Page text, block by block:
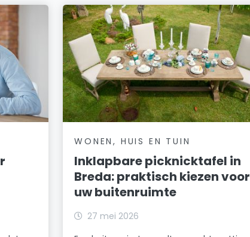
WONEN, HUIS EN TUIN
Inklapbare picknicktafel in
Breda: praktisch kiezen voor
uw buitenruimte
27 mei 2026